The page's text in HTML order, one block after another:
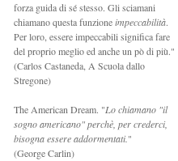
forza guida di sé stesso. Gli sciamani
chiamano questa funzioneimpeccabilità.
Per loro, essere impeccabili significa fare
del proprio meglio ed anche un pò di più."
(Carlos Castaneda, A Scuola dallo
Stregone)
The American Dream. "Lo chiamano "il
sogno americano" perchè, per crederci,
bisogna essere addormentati."
(George Carlin)